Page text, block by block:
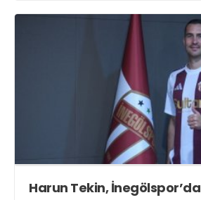
Harun Tekin, İnegölspor’da